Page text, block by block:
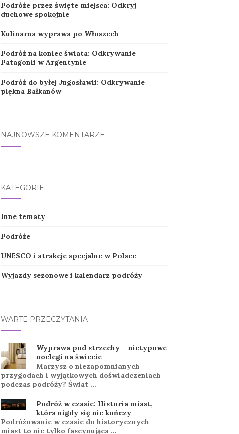
Podróże przez święte miejsca: Odkryj
duchowe spokojnie
Kulinarna wyprawa po Włoszech
Podróż na koniec świata: Odkrywanie
Patagonii w Argentynie
Podróż do byłej Jugosławii: Odkrywanie
piękna Bałkanów
NAJNOWSZE KOMENTARZE
KATEGORIE
Inne tematy
Podróże
UNESCO i atrakcje specjalne w Polsce
Wyjazdy sezonowe i kalendarz podróży
WARTE PRZECZYTANIA
Wyprawa pod strzechy – nietypowe
noclegi na świecie
Marzysz o niezapomnianych
przygodach i wyjątkowych doświadczeniach
podczas podróży? Świat …
Podróż w czasie: Historia miast,
która nigdy się nie kończy
Podróżowanie w czasie do historycznych
miast to nie tylko fascynująca …